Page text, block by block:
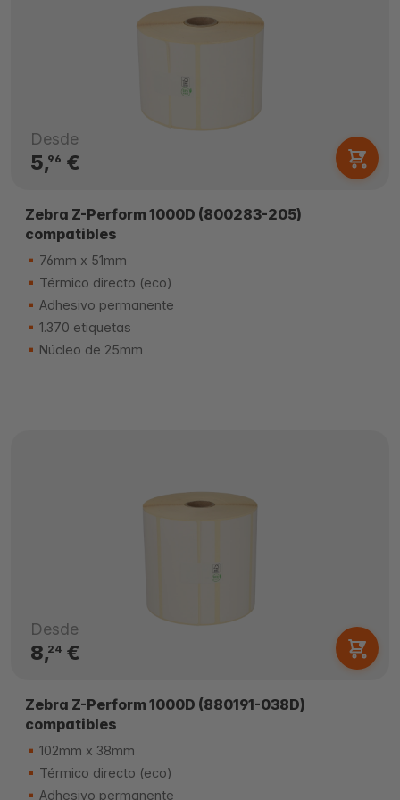
Desde
5,96 €
Zebra Z-Perform 1000D (800283-205)
compatibles
76mm x 51mm
Térmico directo (eco)
Adhesivo permanente
1.370 etiquetas
Núcleo de 25mm
Desde
8,24€
Zebra Z-Perform 1000D (880191-038D)
compatibles
102mm x 38mm
Térmico directo (eco)
Adhesivo permanente